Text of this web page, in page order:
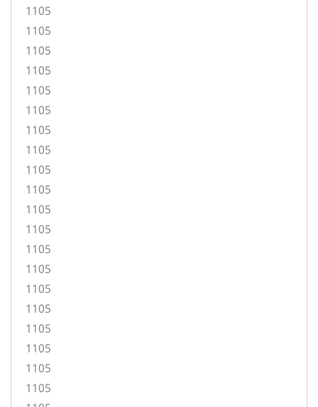
1105
1105
1105
1105
1105
1105
1105
1105
1105
1105
1105
1105
1105
1105
1105
1105
1105
1105
1105
1105